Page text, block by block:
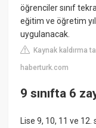
öğrenciler sınıf
eğitim ve öğretim
uygulanacak.
Kaynak kaldırma
haberturk.com
9 sınıfta 6
Lise 9, 10, 11 ve 12.